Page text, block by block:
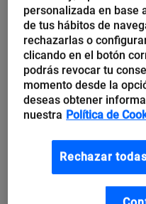
Estar en el lugar
personalizada en base
de tus hábitos de
rechazarlas o
clicando en el botón
podrás revocar tu
momento desde la
deseas obtener
nuestra Política de
Rechazar